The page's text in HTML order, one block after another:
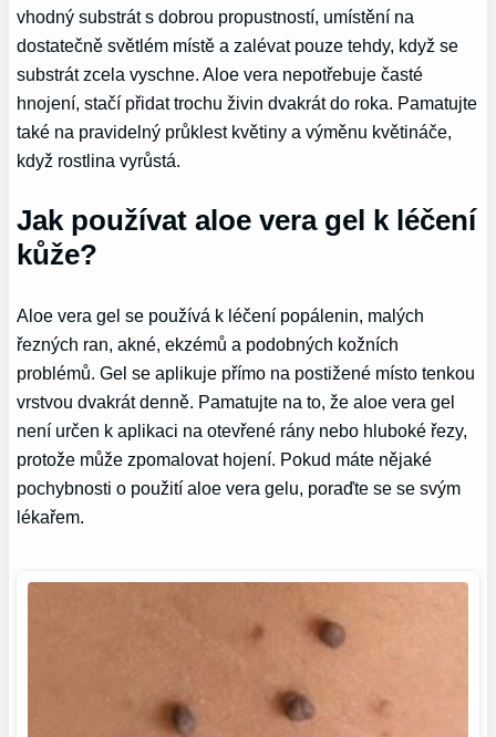
vhodný substrát s dobrou propustností, umístění na
dostatečně světlém místě a zalévat pouze tehdy, když se
substrát zcela vyschne. Aloe vera nepotřebuje časté
hnojení, stačí přidat trochu živin dvakrát do roka. Pamatujte
také na pravidelný průklest květiny a výměnu květináče,
když rostlina vyrůstá.
Jak používat aloe vera gel k léčení
kůže?
Aloe vera gel se používá k léčení popálenin, malých
řezných ran, akné, ekzémů a podobných kožních
problémů. Gel se aplikuje přímo na postižené místo tenkou
vrstvou dvakrát denně. Pamatujte na to, že aloe vera gel
není určen k aplikaci na otevřené rány nebo hluboké řezy,
protože může zpomalovat hojení. Pokud máte nějaké
pochybnosti o použití aloe vera gelu, poraďte se se svým
lékařem.